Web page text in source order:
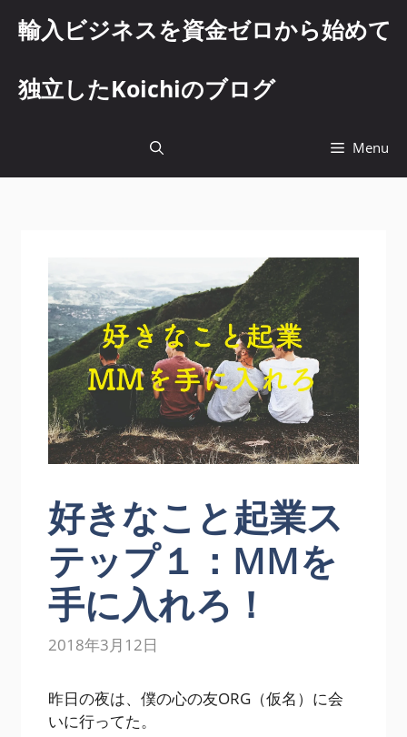
輸入ビジネスを資金ゼロから始めて
独立したKoichiのブログ
Menu
好きなこと起業ス
テップ１：MMを
手に入れろ！
2018年3月12日
昨日の夜は、僕の心の友ORG（仮名）に会
いに行ってた。